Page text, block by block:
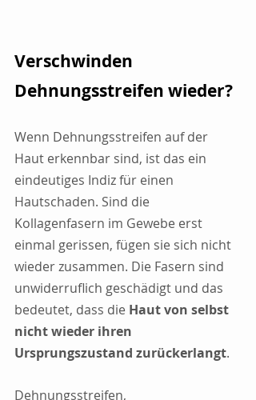
Verschwinden
Dehnungsstreifen wieder?
Wenn Dehnungsstreifen auf der
Haut erkennbar sind, ist das ein
eindeutiges Indiz für einen
Hautschaden. Sind die
Kollagenfasern im Gewebe erst
einmal gerissen, fügen sie sich nicht
wieder zusammen. Die Fasern sind
unwiderruflich geschädigt und das
bedeutet, dass die Haut von selbst
nicht wieder ihren
Ursprungszustand zurückerlangt.
Dehnungsstreifen,